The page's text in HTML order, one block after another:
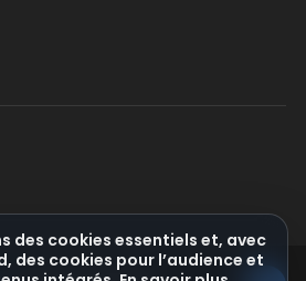
des cookies essentiels et, avec
des cookies pour l’audience et